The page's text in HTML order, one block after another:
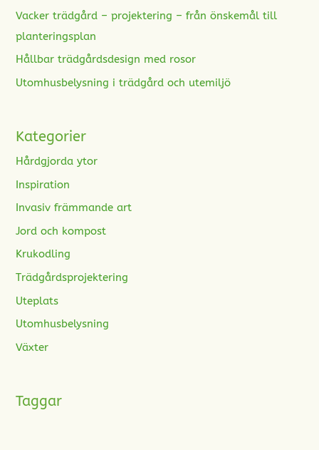
Vacker trädgård – projektering – från önskemål till
planteringsplan
Hållbar trädgårdsdesign med rosor
Utomhusbelysning i trädgård och utemiljö
Kategorier
Hårdgjorda ytor
Inspiration
Invasiv främmande art
Jord och kompost
Krukodling
Trädgårdsprojektering
Uteplats
Utomhusbelysning
Växter
Taggar